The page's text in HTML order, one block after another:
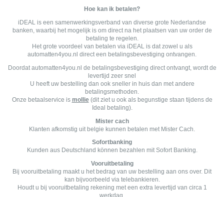
Hoe kan ik betalen?
iDEAL is een samenwerkingsverband van diverse grote Nederlandse
banken, waarbij het mogelijk is om direct na het plaatsen van uw order de
betaling te regelen.
Het grote voordeel van betalen via iDEAL is dat zowel u als
automatten4you.nl direct een betalingsbevestiging ontvangen.
Doordat automatten4you.nl de betalingsbevestiging direct ontvangt, wordt de
levertijd zeer snel
U heeft uw bestelling dan ook sneller in huis dan met andere
betalingsmethoden.
Onze betaalservice is mollie(dit ziet u ook als begunstige staan tijdens de
Ideal betaling).
Mister cach
Klanten afkomstig uit belgie kunnen betalen met Mister Cach.
Sofortbanking
Kunden aus Deutschland können bezahlen mit Sofort Banking.
Vooruitbetaling
Bij vooruitbetaling maakt u het bedrag van uw bestelling aan ons over. Dit
kan bijvoorbeeld via telebankieren.
Houdt u bij vooruitbetaling rekening met een extra levertijd van circa 1
werkdag.